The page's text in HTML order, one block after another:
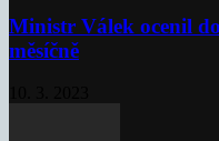
Ministr Válek ocenil
měsíčně